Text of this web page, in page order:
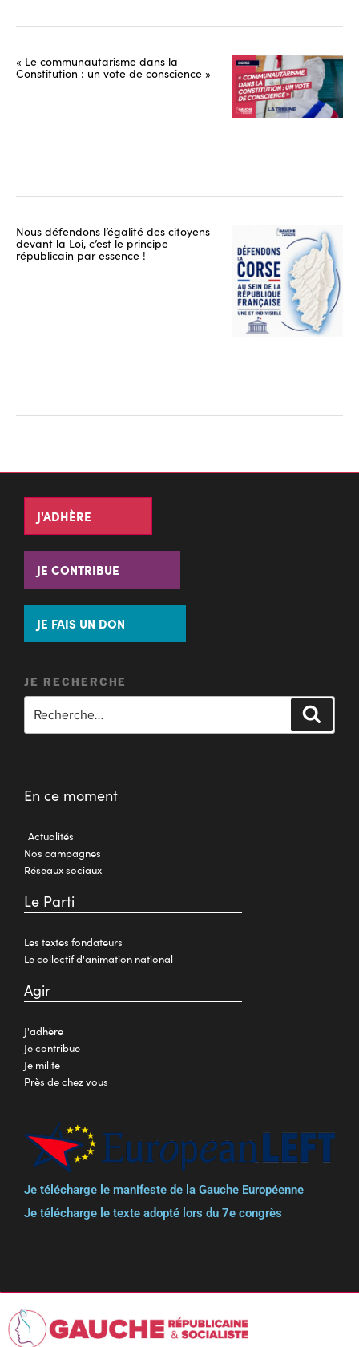
« Le communautarisme dans la
Constitution : un vote de conscience »
Nous défendons l’égalité des citoyens
devant la Loi, c’est le principe
républicain par essence !
J'ADHÈRE
JE CONTRIBUE
JE FAIS UN DON
JE RECHERCHE
En ce moment
Actualités
Nos campagnes
Réseaux sociaux
Le Parti
Les textes fondateurs
Le collectif d'animation national
Agir
J'adhère
Je contribue
Je milite
Près de chez vous
Je télécharge le manifeste de la Gauche Européenne
Je télécharge le texte adopté lors du 7e congrès